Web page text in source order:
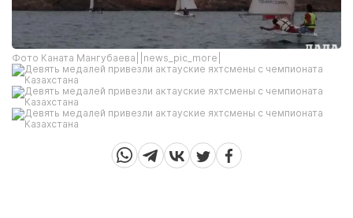
Фото Каната Мангубаева||news_pic_more|